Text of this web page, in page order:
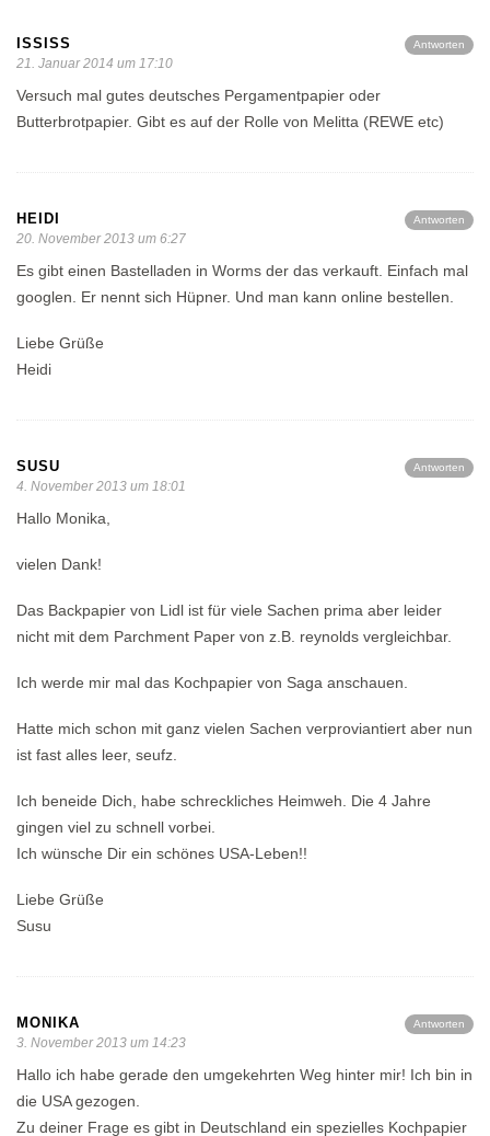
Antworten
ISSISS
21. Januar 2014 um 17:10
Versuch mal gutes deutsches Pergamentpapier oder
Butterbrotpapier. Gibt es auf der Rolle von Melitta (REWE etc)
Antworten
HEIDI
20. November 2013 um 6:27
Es gibt einen Bastelladen in Worms der das verkauft. Einfach mal
googlen. Er nennt sich Hüpner. Und man kann online bestellen.
Liebe Grüße
Heidi
Antworten
SUSU
4. November 2013 um 18:01
Hallo Monika,
vielen Dank!
Das Backpapier von Lidl ist für viele Sachen prima aber leider
nicht mit dem Parchment Paper von z.B. reynolds vergleichbar.
Ich werde mir mal das Kochpapier von Saga anschauen.
Hatte mich schon mit ganz vielen Sachen verproviantiert aber nun
ist fast alles leer, seufz.
Ich beneide Dich, habe schreckliches Heimweh. Die 4 Jahre
gingen viel zu schnell vorbei.
Ich wünsche Dir ein schönes USA-Leben!!
Liebe Grüße
Susu
Antworten
MONIKA
3. November 2013 um 14:23
Hallo ich habe gerade den umgekehrten Weg hinter mir! Ich bin in
die USA gezogen.
Zu deiner Frage es gibt in Deutschland ein spezielles Kochpapier